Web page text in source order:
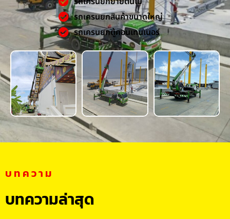
รถเครนยกสินค้าขนาดใหญ่
รถเครนยกตู้คอนเทนเนอร์
บทความ
บทความล่าสุด